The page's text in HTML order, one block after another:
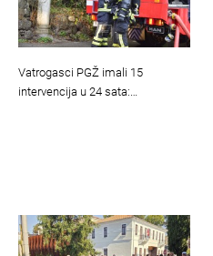
Vatrogasci PGŽ imali 15
intervencija u 24 sata:…